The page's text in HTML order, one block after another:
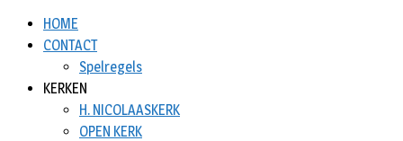
HOME
CONTACT
Spelregels
KERKEN
H. NICOLAASKERK
OPEN KERK